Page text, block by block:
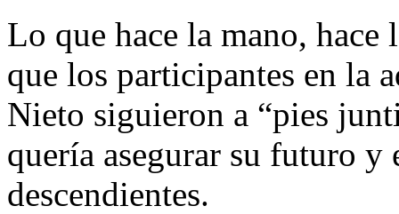
Lo que hace la mano,
que los participantes en la
Nieto siguieron a “pies
quería asegurar su futuro y
descendientes.